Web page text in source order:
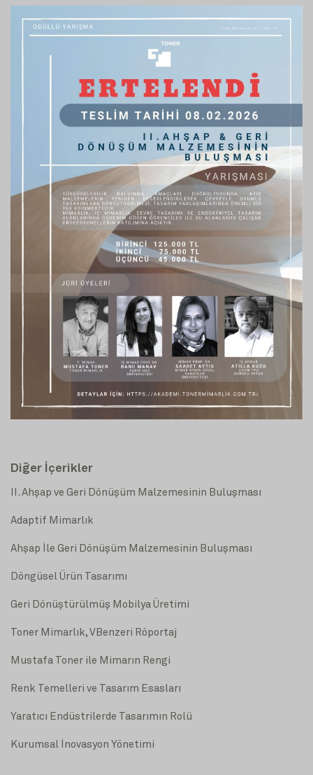
Diğer İçerikler
II. Ahşap ve Geri Dönüşüm Malzemesinin Buluşması
Adaptif Mimarlık
Ahşap İle Geri Dönüşüm Malzemesinin Buluşması
Döngüsel Ürün Tasarımı
Geri Dönüştürülmüş Mobilya Üretimi
Toner Mimarlık, VBenzeri Röportaj
Mustafa Toner ile Mimarın Rengi
Renk Temelleri ve Tasarım Esasları
Yaratıcı Endüstrilerde Tasarımın Rolü
Kurumsal İnovasyon Yönetimi